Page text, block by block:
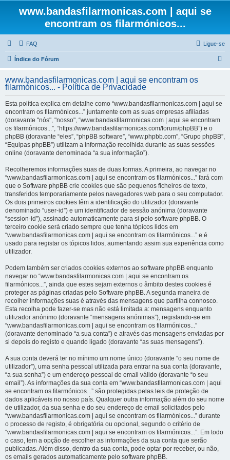
www.bandasfilarmonicas.com | aqui se
encontram os filarmónicos...
FAQ Ligue-se
Índice do Fórum
q
www.bandasfilarmonicas.com | aqui se encontram os
filarmónicos... - Política de Privacidade
Esta política explica em detalhe como “www.bandasfilarmonicas.com | aqui se
encontram os filarmónicos...” juntamente com as suas empresas afiliadas
(doravante "nós", "nosso", “www.bandasfilarmonicas.com | aqui se encontram
os filarmónicos...”, “https://www.bandasfilarmonicas.com/forum/phpBB”) e o
phpBB (doravante “eles”, “phpBB software”, “www.phpbb.com”, “Grupo phpBB”,
“Equipas phpBB”) utilizam a informação recolhida durante as suas sessões
online (doravante denominada “a sua informação”).
Recolheremos informações suas de duas formas. A primeira, ao navegar no
“www.bandasfilarmonicas.com | aqui se encontram os filarmónicos...” fará com
que o Software phpBB crie cookies que são pequenos ficheiros de texto,
transferidos temporariamente pelos navegadores web para o seu computador.
Os dois primeiros cookies têm a identificação do utilizador (doravante
denominado “user-id”) e um identificador de sessão anónima (doravante
“session-id”), assinado automaticamente para si pelo software phpBB. O
terceiro cookie será criado sempre que tenha tópicos lidos em
“www.bandasfilarmonicas.com | aqui se encontram os filarmónicos...” e é
usado para registar os tópicos lidos, aumentando assim sua experiência como
utilizador.
Podem também ser criados cookies externos ao software phpBB enquanto
navegar no “www.bandasfilarmonicas.com | aqui se encontram os
filarmónicos...”, ainda que estes sejam externos o âmbito destes cookies é
proteger as páginas criadas pelo Software phpBB. A segunda maneira de
recolher informações suas é através das mensagens que partilha connosco.
Esta recolha pode fazer-se mas não está limitada a: mensagens enquanto
utilizador anónimo (doravante “mensagens anónimas”), registando-se em
“www.bandasfilarmonicas.com | aqui se encontram os filarmónicos...”
(doravante denominado “a sua conta”) e através das mensagens enviadas por
si depois do registo e quando ligado (doravante “as suas mensagens”).
A sua conta deverá ter no mínimo um nome único (doravante “o seu nome de
utilizador”), uma senha pessoal utilizada para entrar na sua conta (doravante,
“a sua senha”) e um endereço pessoal de email válido (doravante “o seu
email”). As informações da sua conta em “www.bandasfilarmonicas.com | aqui
se encontram os filarmónicos...” são protegidas pelas leis de proteção de
dados aplicáveis no nosso país. Qualquer outra informação além do seu nome
de utilizador, da sua senha e do seu endereço de email solicitados pelo
“www.bandasfilarmonicas.com | aqui se encontram os filarmónicos...” durante
o processo de registo, é obrigatória ou opcional, segundo o critério de
“www.bandasfilarmonicas.com | aqui se encontram os filarmónicos...”. Em todo
o caso, tem a opção de escolher as informações da sua conta que serão
publicadas. Além disso, dentro da sua conta, pode optar por receber, ou não,
os emails gerados automaticamente pelo software phpBB.